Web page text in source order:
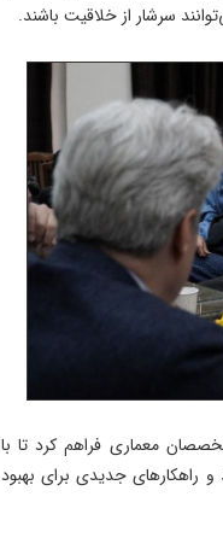
سرشار از خلاقیت باشند.
معماری فراهم کرد تا با
و راهکارهای جدیدی برای بهبود